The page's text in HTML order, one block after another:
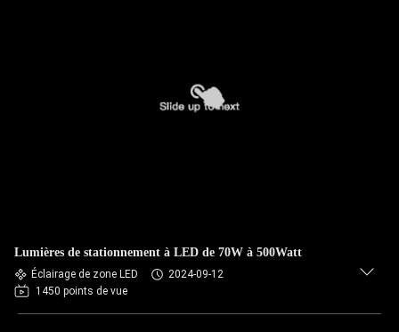
Lumières de stationnement à LED de 70W à 500Watt
Éclairage de zone LED
2024-09-12
1450 points de vue